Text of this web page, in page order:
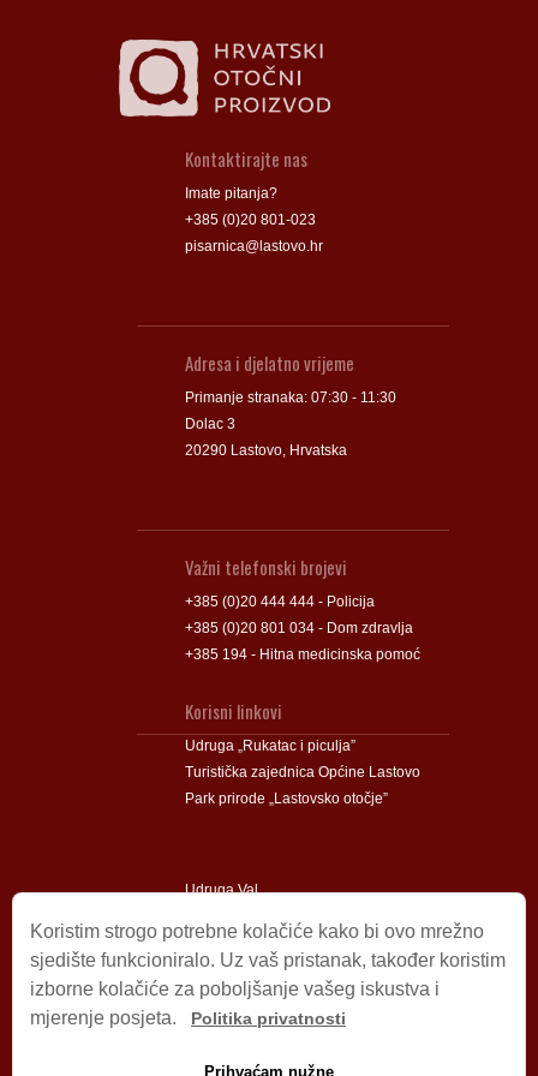
Kontaktirajte nas
Imate pitanja?
+385 (0)20 801-023
pisarnica@lastovo.hr
Adresa i djelatno vrijeme
Primanje stranaka: 07:30 - 11:30
Dolac 3
20290 Lastovo, Hrvatska
Važni telefonski brojevi
+385 (0)20 444 444 - Policija
+385 (0)20 801 034 - Dom zdravlja
+385 194 - Hitna medicinska pomoć
Korisni linkovi
Udruga „Rukatac i piculja”
Turistička zajednica Općine Lastovo
Park prirode „Lastovsko otočje”
Udruga Val
Impressum
© 2009 – 2026 Općina Lastovo.
Koristim strogo potrebne kolačiće kako bi ovo mrežno
sjedište funkcioniralo. Uz vaš pristanak, također koristim
izborne kolačiće za poboljšanje vašeg iskustva i
mjerenje posjeta.
Politika privatnosti
Prihvaćam nužne